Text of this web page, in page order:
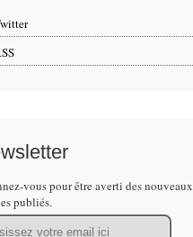
vous pour être averti des nouveaux
publiés.